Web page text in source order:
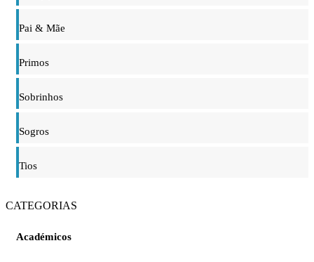
Pai & Mãe
Primos
Sobrinhos
Sogros
Tios
CATEGORIAS
Académicos